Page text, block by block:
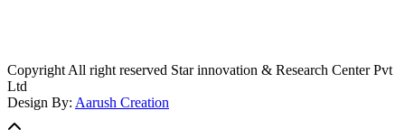
Copyright All right reserved Star innovation & Research Center Pvt
Ltd
Design By: Aarush Creation